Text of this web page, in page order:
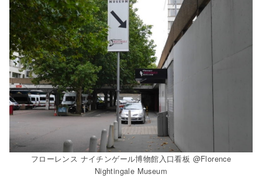
フローレンス ナイチンゲール博物館入口看板 @Florence
Nightingale Museum